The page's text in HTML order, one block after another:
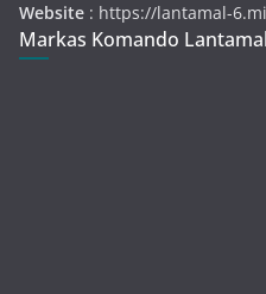
Website : https://lantamal-
Markas Komando